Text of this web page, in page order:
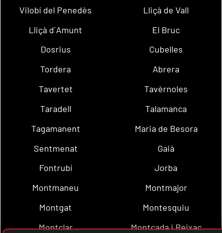
Vilobí del Penedès
Lliçà de Vall
Lliçà d´Amunt
El Bruc
Dosrius
Cubelles
Tordera
Abrera
Tavertet
Tavèrnoles
Taradell
Talamanca
Tagamanent
Maria de Besora
Sentmenat
Gaià
Fontrubí
Jorba
Montmaneu
Montmajor
Montgat
Montesquiu
Montclar
Montcada i Reixac